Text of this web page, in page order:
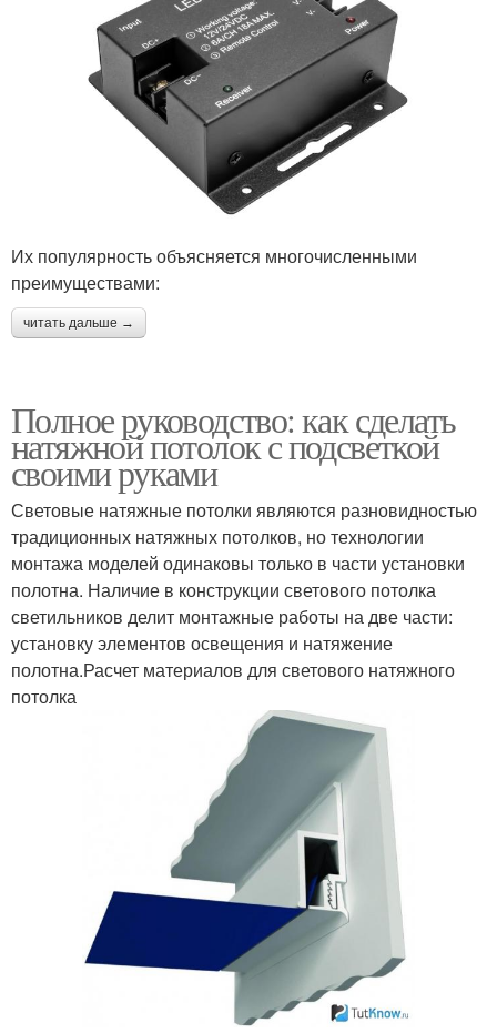
Их популярность объясняется многочисленными
преимуществами:
читать дальше →
Полное руководство: как сделать
натяжной потолок с подсветкой
своими руками
Световые натяжные потолки являются разновидностью
традиционных натяжных потолков, но технологии
монтажа моделей одинаковы только в части установки
полотна. Наличие в конструкции светового потолка
светильников делит монтажные работы на две части:
установку элементов освещения и натяжение
полотна.Расчет материалов для светового натяжного
потолка